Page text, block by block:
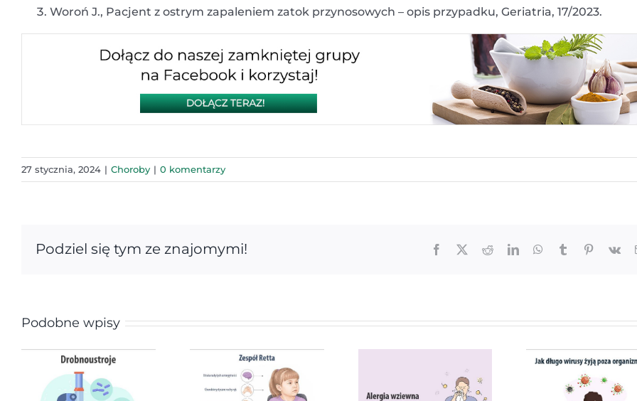
Woroń J., Pacjent z ostrym zapaleniem zatok przynosowych – opis przypadku, Geriatria, 17/2023.
27 stycznia, 2024 | Choroby | 0 komentarzy
Podziel się tym ze znajomymi! Facebook
X RedditLinkedInWhatsApp
TumblrPinterest
Vk
Podobne wpisy